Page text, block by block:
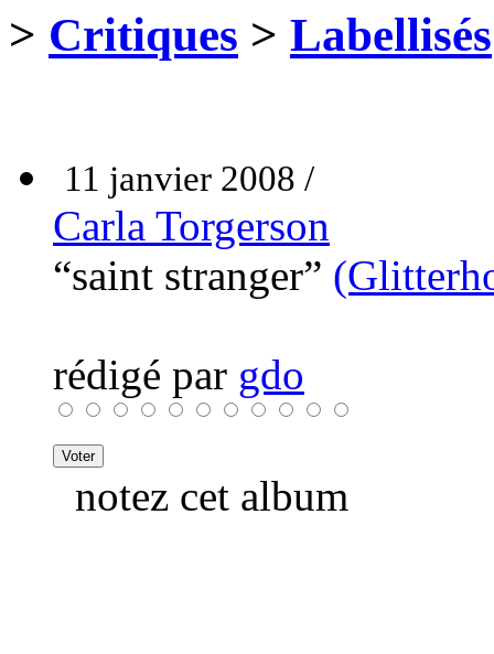
> Critiques > Labellisés
11 janvier 2008 /
Carla Torgerson
“saint stranger”
rédigé par gdo
notez cet album